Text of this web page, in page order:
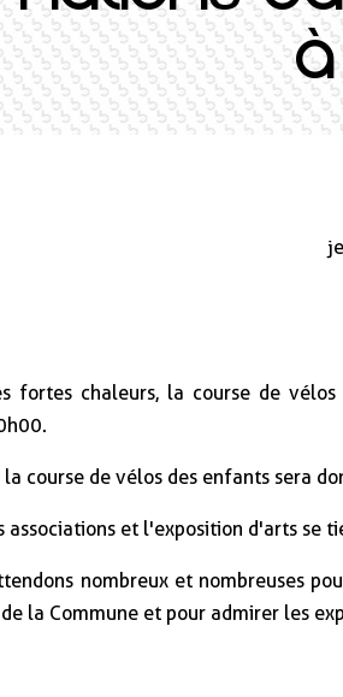
fortes chaleurs, la course de
la course de vélos des enfants sera
associations et l'exposition d'arts se
nombreux et nombreuses
la Commune et pour admirer les